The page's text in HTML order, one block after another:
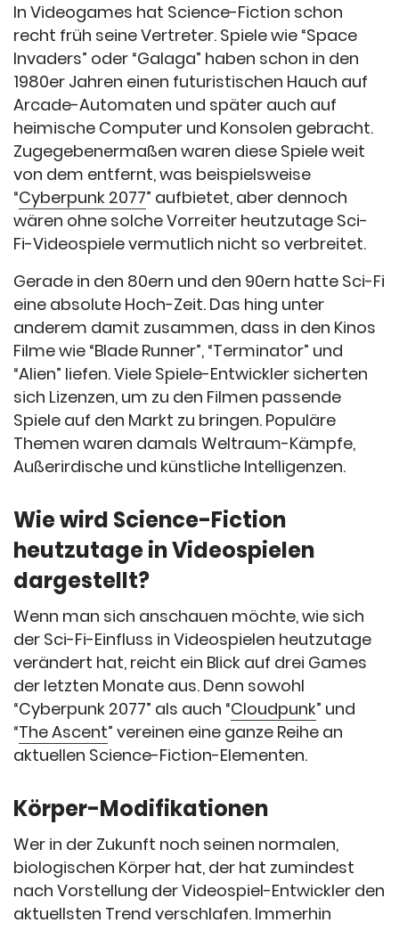
In Videogames hat Science-Fiction schon
recht früh seine Vertreter. Spiele wie “Space
Invaders” oder “Galaga” haben schon in den
1980er Jahren einen futuristischen Hauch auf
Arcade-Automaten und später auch auf
heimische Computer und Konsolen gebracht.
Zugegebenermaßen waren diese Spiele weit
von dem entfernt, was beispielsweise
“Cyberpunk 2077” aufbietet, aber dennoch
wären ohne solche Vorreiter heutzutage Sci-
Fi-Videospiele vermutlich nicht so verbreitet.
Gerade in den 80ern und den 90ern hatte Sci-Fi
eine absolute Hoch-Zeit. Das hing unter
anderem damit zusammen, dass in den Kinos
Filme wie “Blade Runner”, “Terminator” und
“Alien” liefen. Viele Spiele-Entwickler sicherten
sich Lizenzen, um zu den Filmen passende
Spiele auf den Markt zu bringen. Populäre
Themen waren damals Weltraum-Kämpfe,
Außerirdische und künstliche Intelligenzen.
Wie wird Science-Fiction
heutzutage in Videospielen
dargestellt?
Wenn man sich anschauen möchte, wie sich
der Sci-Fi-Einfluss in Videospielen heutzutage
verändert hat, reicht ein Blick auf drei Games
der letzten Monate aus. Denn sowohl
“Cyberpunk 2077” als auch “Cloudpunk” und
“The Ascent” vereinen eine ganze Reihe an
aktuellen Science-Fiction-Elementen.
Körper-Modifikationen
Wer in der Zukunft noch seinen normalen,
biologischen Körper hat, der hat zumindest
nach Vorstellung der Videospiel-Entwickler den
aktuellsten Trend verschlafen. Immerhin